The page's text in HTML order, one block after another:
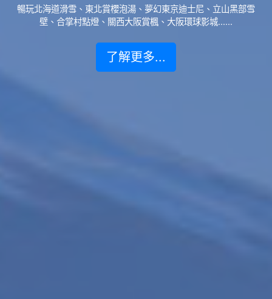
暢玩北海道滑雪、東北賞櫻泡湯、夢幻東京迪士尼、立山黑部雪
壁、合掌村點燈、關西大阪賞楓、大阪環球影城......
了解更多...